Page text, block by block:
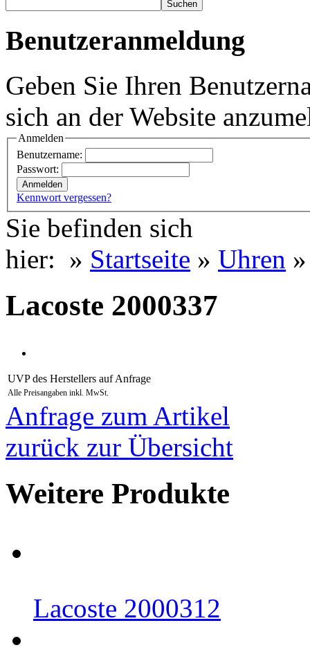
Benutzeranmeldung
Geben Sie Ihren
sich an der Website
Anmelden
Benutzername:
Passwort:
Kennwort vergessen?
Sie befinden sich
hier: » Startseite » Uhren
Lacoste 2000337
UVP des Herstellers auf Anfrage
Alle Preisangaben inkl. MwSt.
Anfrage zum Artikel
zurück zur Übersicht
Weitere Produkte
Lacoste 2000312